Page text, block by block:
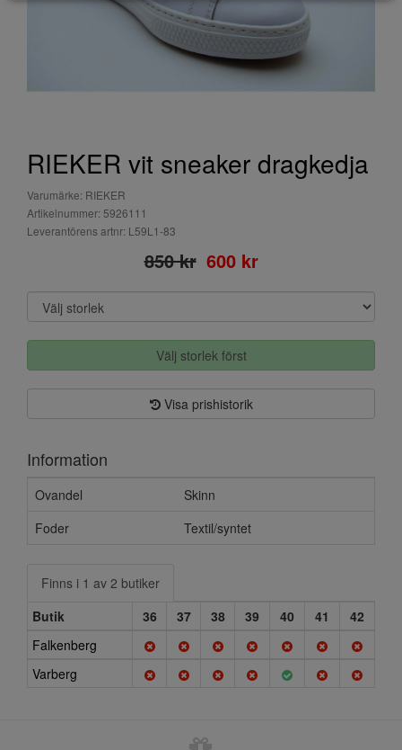
RIEKER vit sneaker dragkedja
Varumärke: RIEKER
Artikelnummer: 5926111
Leverantörens artnr: L59L1-83
850 kr 600 kr
Välj storlek först
Visa prishistorik
Information
Ovandel
Skinn
Foder
Textil/syntet
Finns i 1 av 2 butiker
Butik
36 37 38 39 40 41
42
Falkenberg
Varberg